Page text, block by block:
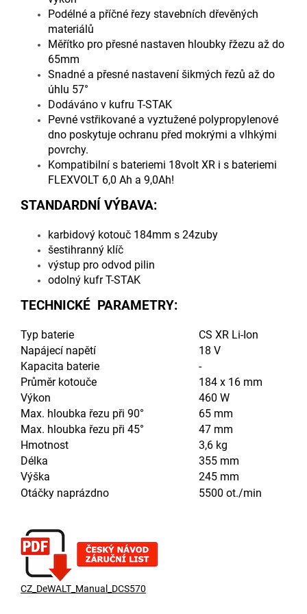
Podélné a příčné řezy stavebních dřevěných
materiálů
Měřítko pro přesné nastaven hloubky řžezu až do
65mm
Snadné a přesné nastavení šikmých řezů až do
úhlu 57°
Dodáváno v kufru T-STAK
Pevné vstřikované a vyztužené polypropylenové
dno poskytuje ochranu před mokrými a vlhkými
povrchy.
Kompatibilní s bateriemi 18volt XR i s bateriemi
FLEXVOLT 6,0 Ah a 9,0Ah!
STANDARDNÍ VÝBAVA:
karbidový kotouč 184mm s 24zuby
šestihranný klíč
výstup pro odvod pilin
odolný kufr T-STAK
TECHNICKÉ PARAMETRY:
Typ baterie
CS XR Li-Ion
Napájecí napětí
18 V
Kapacita baterie
-
Průměr kotouče
184 x 16 mm
Výkon
460 W
Max. hloubka řezu při 90°
65 mm
Max. hloubka řezu při 45°
47 mm
Hmotnost
3,6 kg
Délka
355 mm
Výška
245 mm
Otáčky naprázdno
5500 ot./min
CZ_DeWALT_Manual_DCS570